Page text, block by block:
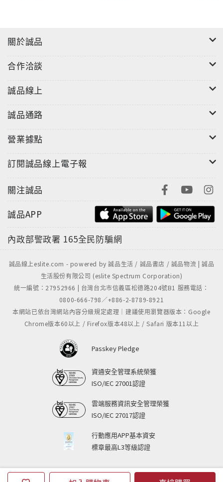
關於誠品
合作洽談
誠品線上
誠品通路
營業據點
訂閱誠品線上電子報
關注誠品
誠品APP
內政部警政署 165全民防騙網
誠品線上eslite.com - powered by 誠品生活 / 誠品書店 / 誠品物流 | 誠品
生活股份有限公司 (eslite Spectrum Corporation)
統一編號：27952966 | 台灣台北市信義區松德路204號B1 服務電話：
0800-666-798／+886-2-8789-8921
本網站已依台灣網站內容分級規定處理｜建議使用瀏覽器版本：Google
Chrome版本60以上 / Firefox版本48以上 / Safari 版本11以上
Passkey Pledge
資通安全管理系統榮獲
ISO/IEC 27001認證
雲端服務資訊安全管理榮獲
ISO/IEC 27017認證
行動應用APP基本資安
標章最高L3等級認證